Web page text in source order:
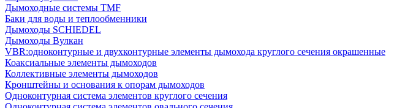
Дымоходные системы TMF
Баки для воды и теплообменники
Дымоходы SCHIEDEL
Дымоходы Вулкан
VBR:одноконтурные и двухконтурные элементы дымохода круглого сечения окрашенные
Коаксиальные элементы дымоходов
Коллективные элементы дымоходов
Кронштейны и основания к опорам дымоходов
Одноконтурная система элементов круглого сечения